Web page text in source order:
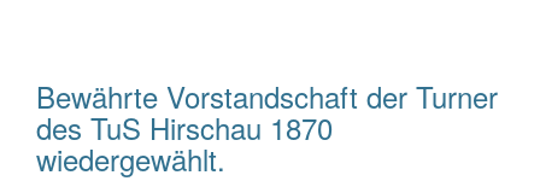
Bewährte Vorstandschaft der Turner
des TuS Hirschau 1870
wiedergewählt.